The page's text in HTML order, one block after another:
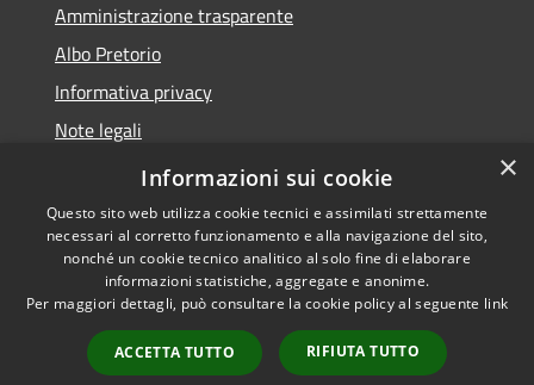
Amministrazione trasparente
Albo Pretorio
Informativa privacy
Note legali
Dichiarazione di accessibilità
Accessibilità
Copyright © 2026 • Comune di
Guardia Piemontese • Powered
byMunicipium
Accesso
redazione
×
Informazioni sui cookie
Questo sito web utilizza cookie tecnici e assimilati strettamente
necessari al corretto funzionamento e alla navigazione del sito,
nonché un cookie tecnico analitico al solo fine di elaborare
informazioni statistiche, aggregate e anonime.
Per maggiori dettagli, può consultare la cookie policy al seguente link
ACCETTA TUTTO RIFIUTA TUTTO